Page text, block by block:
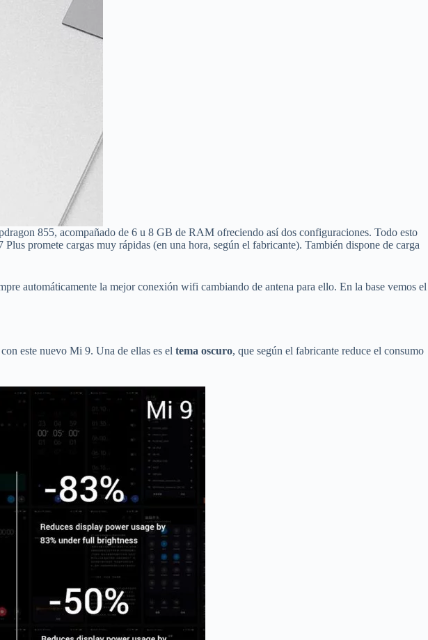
855, acompañado de 6 u 8 GB de RAM ofreciendo así dos configuraciones. Todo esto
promete cargas muy rápidas (en una hora, según el fabricante). También dispone de carga
automáticamente la mejor conexión wifi cambiando de antena para ello. En la base vemos el
este nuevo Mi 9. Una de ellas es el tema oscuro, que según el fabricante reduce el consumo